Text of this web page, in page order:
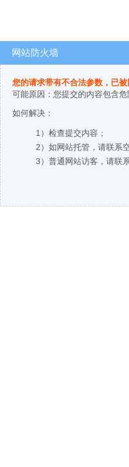
网站防火墙
您的请求带有不合法参数，已被
可能原因：您提交的内容包含
如何解决：
1）检查提交内容；
2）如网站托管，请联系
3）普通网站访客，请联